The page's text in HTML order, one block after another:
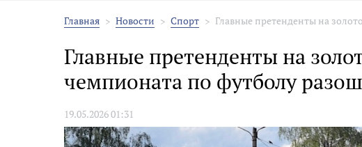
Главная Новости Спорт Главные претенденты на
Главные претенденты на
чемпионата по футболу
19.05.2026 01:31